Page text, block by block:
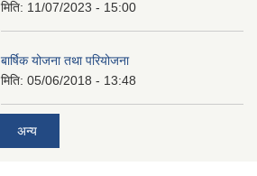
मिति: 11/07/2023 - 15:00
बार्षिक योजना तथा परियोजना
मिति: 05/06/2018 - 13:48
अन्य